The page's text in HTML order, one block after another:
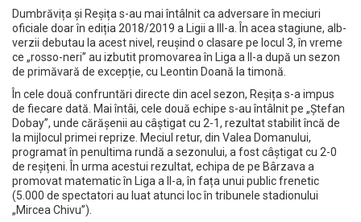
Dumbrăvița și Reșița s-au mai întâlnit ca adversare în meciuri
oficiale doar în ediția 2018/2019 a Ligii a III-a. În acea stagiune, alb-
verzii debutau la acest nivel, reușind o clasare pe locul 3, în vreme
ce „rosso-neri” au izbutit promovarea în Liga a II-a după un sezon
de primăvară de excepție, cu Leontin Doană la timonă.
În cele două confruntări directe din acel sezon, Reșița s-a impus
de fiecare dată. Mai întâi, cele două echipe s-au întâlnit pe „Ștefan
Dobay”, unde cărășenii au câștigat cu 2-1, rezultat stabilit încă de
la mijlocul primei reprize. Meciul retur, din Valea Domanului,
programat în penultima rundă a sezonului, a fost câștigat cu 2-0
de reșițeni. În urma acestui rezultat, echipa de pe Bârzava a
promovat matematic în Liga a II-a, în fața unui public frenetic
(5.000 de spectatori au luat atunci loc în tribunele stadionului
„Mircea Chivu”).